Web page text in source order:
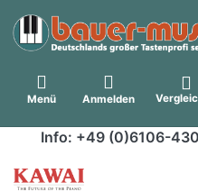
Menü Anmelden
Info: +49 (0)6106-